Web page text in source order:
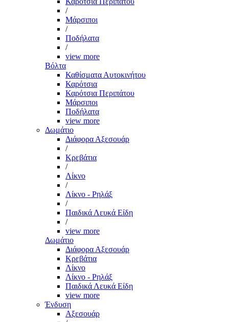
/
Μάρσιποι
/
Ποδήλατα
/
view more
Βόλτα
Καθίσματα Αυτοκινήτου
Καρότσια
Καρότσια Περιπάτου
Μάρσιποι
Ποδήλατα
view more
Δωμάτιο
Διάφορα Αξεσουάρ
/
Κρεβάτια
/
Λίκνο
/
Λίκνο - Ρηλάξ
/
Παιδικά Λευκά Είδη
/
view more
Δωμάτιο
Διάφορα Αξεσουάρ
Κρεβάτια
Λίκνο
Λίκνο - Ρηλάξ
Παιδικά Λευκά Είδη
view more
Ένδυση
Αξεσουάρ